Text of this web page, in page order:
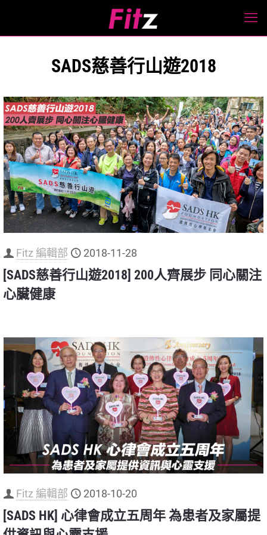
SADS慈善行山遊2018
Fitz 編輯部 2018-11-28
[SADS慈善行山遊2018] 200人齊展步 同心關注
心臟健康
Fitz 編輯部 2018-10-20
[SADS HK] 心律會成立五周年 為患者及家屬提